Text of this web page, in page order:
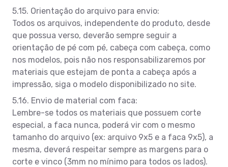
5.15. Orientação do arquivo para envio:
Todos os arquivos, independente do produto, desde
que possua verso, deverão sempre seguir a
orientação de pé com pé, cabeça com cabeça, como
nos modelos, pois não nos responsabilizaremos por
materiais que estejam de ponta a cabeça após a
impressão, siga o modelo disponibilizado no site.
5.16. Envio de material com faca:
Lembre-se todos os materiais que possuem corte
especial, a faca nunca, poderá vir com o mesmo
tamanho do arquivo (ex: arquivo 9x5 e a faca 9x5), a
mesma, deverá respeitar sempre as margens para o
corte e vinco (3mm no mínimo para todos os lados).